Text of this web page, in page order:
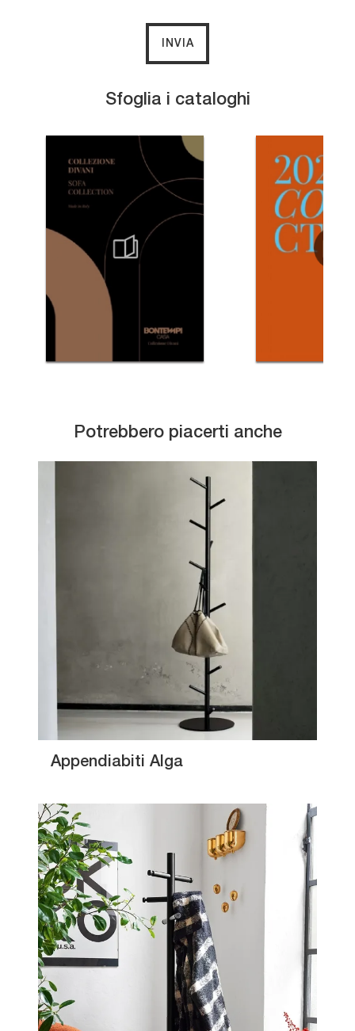
Sfoglia i cataloghi
INVIA
Potrebbero piacerti anche
Appendiabiti Alga